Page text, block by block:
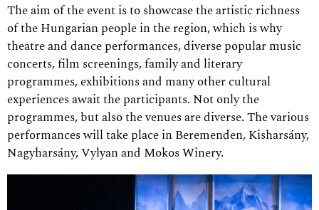
The aim of the event is to showcase the artistic richness
of the Hungarian people in the region, which is why
theatre and dance performances, diverse popular music
concerts, film screenings, family and literary
programmes, exhibitions and many other cultural
experiences await the participants. Not only the
programmes, but also the venues are diverse. The various
performances will take place in Beremenden, Kisharsány,
Nagyharsány, Vylyan and Mokos Winery.